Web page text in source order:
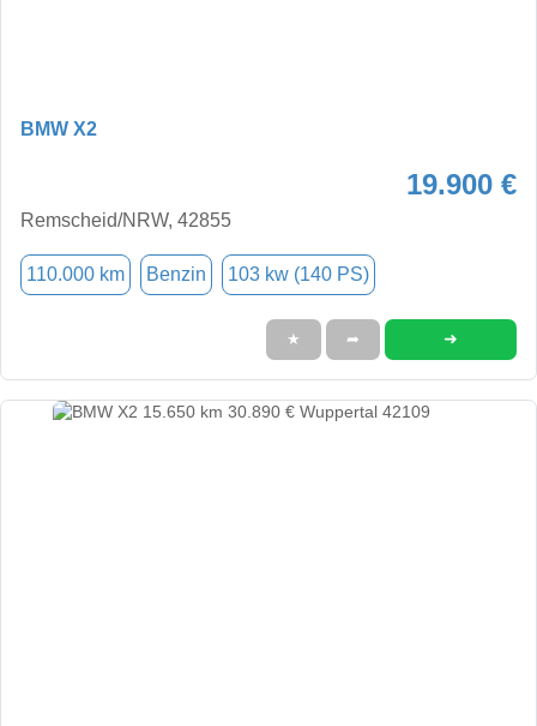
BMW X2
19.900 €
Remscheid/NRW, 42855
110.000 km Benzin 103 kw (140 PS)
★ ➦ ➜